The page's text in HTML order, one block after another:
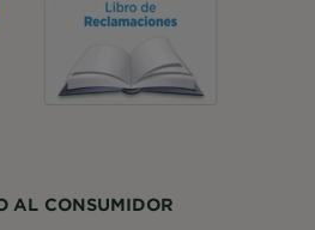
AL CONSUMIDOR